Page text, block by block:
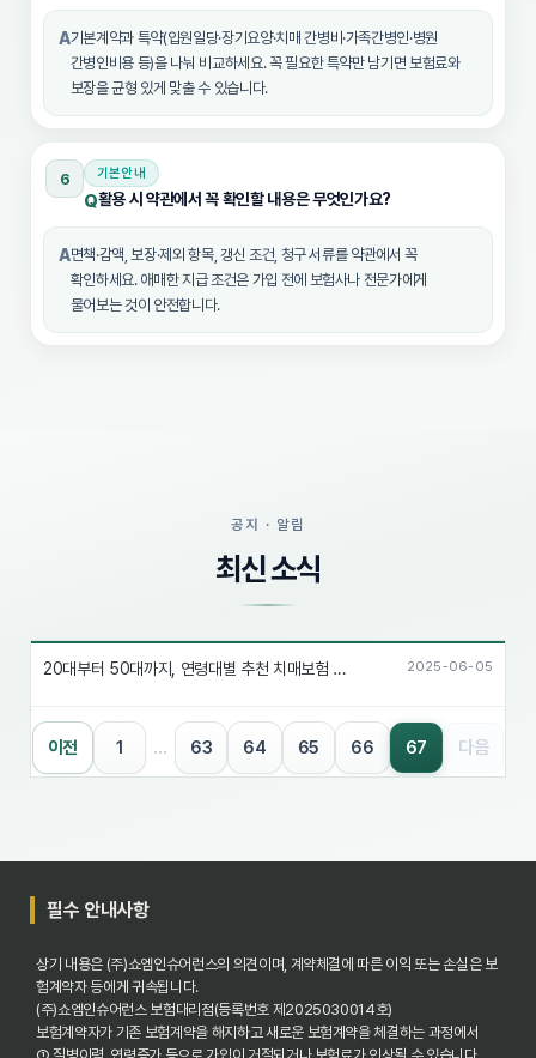
A기본계약과 특약(입원일당·장기요양·치매 간병비·가족간병인·병원
간병인비용 등)을 나눠 비교하세요. 꼭 필요한 특약만 남기면 보험료와
보장을 균형 있게 맞출 수 있습니다.
6 기본안내
Q활용 시 약관에서 꼭 확인할 내용은 무엇인가요?
A면책·감액, 보장·제외 항목, 갱신 조건, 청구 서류를 약관에서 꼭
확인하세요. 애매한 지급 조건은 가입 전에 보험사나 전문가에게
물어보는 것이 안전합니다.
공지 · 알림
최신 소식
2025-06-05
20대부터 50대까지, 연령대별 추천 치매보험 가이드 (치매보험 비교사이트 활용)
이전 1 … 63 64 65 66 67 다음
필수 안내사항
상기 내용은 (주)쇼엠인슈어런스의 의견이며, 계약체결에 따른 이익 또는 손실은 보
험계약자 등에게 귀속됩니다.
(주)쇼엠인슈어런스 보험대리점(등록번호 제2025030014호)
보험계약자가 기존 보험계약을 해지하고 새로운 보험계약을 체결하는 과정에서